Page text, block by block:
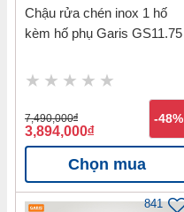
Chậu rửa chén inox 1 hố
kèm hố phụ Garis GS11.75
7,490,000đ
3,894,000đ
-48%
Chọn mua
841